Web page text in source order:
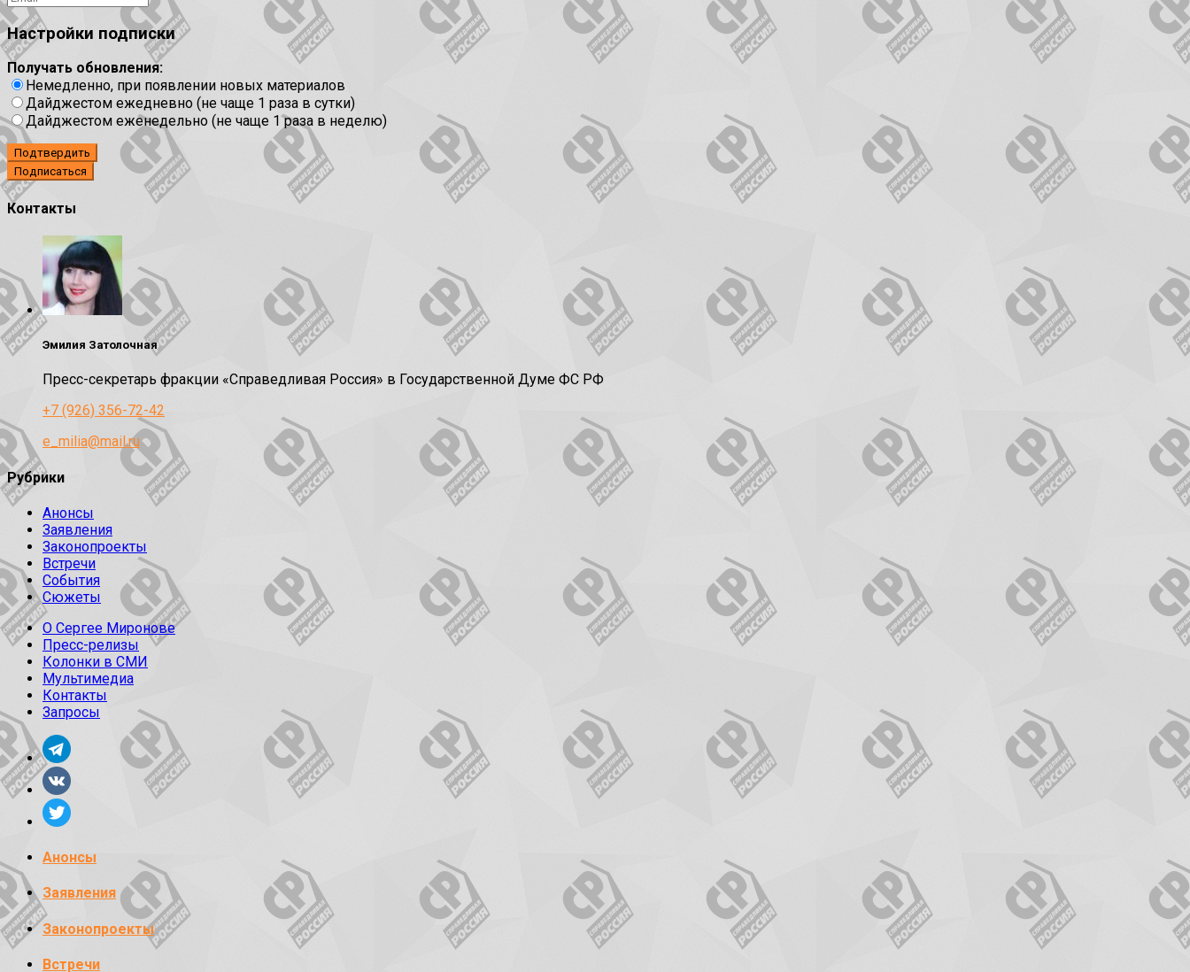
Настройки подписки
Получать обновления:
Немедленно, при появлении новых материалов
Дайджестом ежедневно (не чаще 1 раза в сутки)
Дайджестом еженедельно (не чаще 1 раза в неделю)
Подтвердить
Контакты
Эмилия Затолочная
Пресс-секретарь фракции «Справедливая Россия» в Государственной Думе ФС РФ
+7 (926) 356-72-42
e_milia@mail.ru
Рубрики
Анонсы
Заявления
Законопроекты
Встречи
События
Сюжеты
О Сергее Миронове
Пресс-релизы
Колонки в СМИ
Мультимедиа
Контакты
Запросы
Анонсы
Заявления
Законопроекты
Встречи